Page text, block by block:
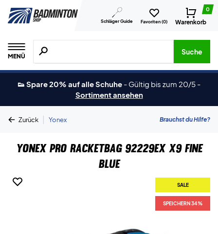
Schläger Guide Favoriten (0)
0
Warenkorb
MENÜ
Suche nach Produkten, Marken usw.
Suche
👟 Spare 20% auf alle Schuhe - Gültig bis zum 20/5 -
Sortiment ansehen
Zurück | Yonex Brauchst du Hilfe?
Yonex Pro Racketbag 92229EX X9 Fine
Blue
SALE
SPEICHERN 34%